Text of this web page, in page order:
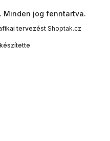
. Minden jog fenntartva.
tervezést Shoptak.cz